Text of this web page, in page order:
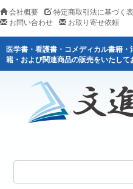
会社概要 特定商取引法に基づく
お問い合わせ
お取り寄せ依頼
医学書・看護書・コメディカル書籍
籍・および関連商品の販売をいたして